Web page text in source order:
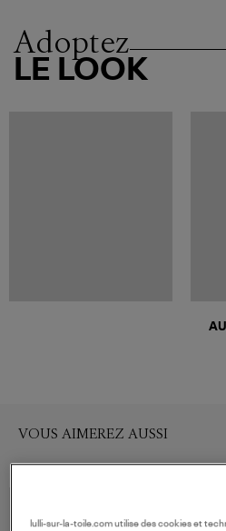
Adoptez
LE LOOK
VOUS AIMEREZ AUSSI
lulli-sur-la-toile.com utilise des cookies et